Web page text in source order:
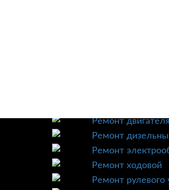
Техническое
Ремонт
Ремонт
Ремонт
Ремонт
Ремонт ходовой
Ремонт рулевого